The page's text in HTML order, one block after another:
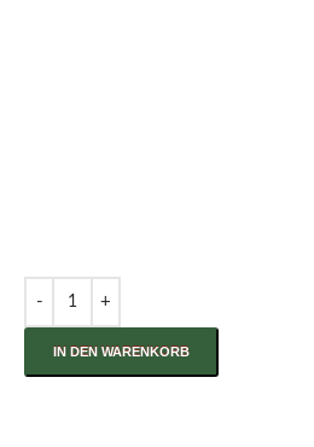
IN DEN WARENKORB